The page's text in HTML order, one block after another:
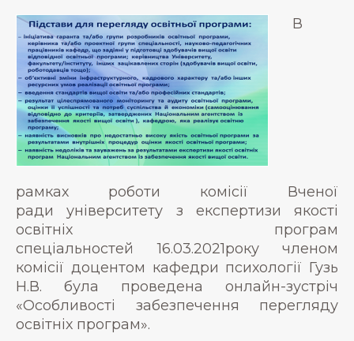
В
рамках роботи комісії Вченої
ради університету з експертизи якості
освітніх програм
спеціальностей 16.03.2021року членом
комісії доцентом кафедри психології Гузь
Н.В. була проведена онлайн-зустріч
«Особливості забезпечення перегляду
освітніх програм».